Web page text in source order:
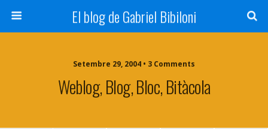
El blog de Gabriel Bibiloni
Setembre 29, 2004 • 3 Comments
Weblog, Blog, Bloc, Bitàcola